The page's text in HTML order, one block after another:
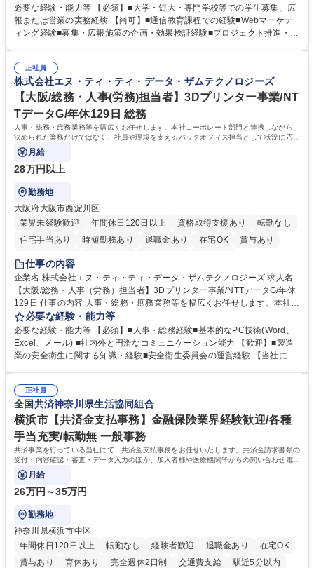
修校への営業活動および関係構築 ■入学説明会・個別相談会の企画・運
営・実施 ■入学検討者への進学相談・提案業務 ※3週に1回程度＋学校行事
等で土日出勤（年間8～10日程度）あり。振替休日を取得いただきます。
必要な経験・能力等 【必須】■大学・短大・専門学校等での学生募集、広
報または営業の実務経験 【尚可】■通信教育課程での経験■Webマーケテ
ィング経験■募集・広報施策の企画・効果検証経験■プロジェクト推進・業
フレックス制導入（試用期間終了後）でワークライフバランス良く働けま
す。 【当社の強み】1925年創立の歴史を有し、通信教育課程の在籍者数
は全国トップクラスの実績を誇る安定基盤があります。 学歴・資格 学
歴：大学院 大学 語学力： 資格：
正社員
株式会社エヌ・ティ・ティ・データ・ザムテクノロジーズ
【大阪/総務・人事(労務)担当者】3Dプリンター事業/NT
TデータG/年休129日 総務
人事・総務・庶務業務等を幅広くお任せします。本社コーポレート部門と連携しながら、
決められた業務だけではなく、社員や現場を支えるバックオフィス担当として状況に応じ
て柔軟に対応いただくことを期待します。
月給
28万円以上
勤務地
大阪府大阪市西淀川区
業界未経験歓迎
年間休日120日以上 資格取得支援あり
転勤なし
住宅手当あり
時短勤務あり 退職金あり 在宅OK
賞与あり
完全週休2日制
仕事の内容
企業名 株式会社エヌ・ティ・ティ・データ・ザムテクノロジーズ 求人名
【大阪/総務・人事（労務）担当者】3Dプリンター事業/NTTデータG/年休
129日 仕事の内容 人事・総務・庶務業務等を幅広くお任せします。本社コ
ーポレート部門と連携しながら、決められた業務だけではなく、社員や現
場を支えるバックオフィス担当として状況に応じて柔軟に対応いただくこ
とを期待します。 【詳細】■入退社手続き、社員情報管理■入社時オリエ
ンテーションの実施■勤怠・各種申請内容の確認■採用業務のサポート■来
生に関する業務等■健康診断、産業医面談、休職・復職手続き等の労務サ
ポート■社内ルールの運用・各種社内案内■その他、拠点運営に関わる管理
部門業務 募集職種 【大阪/総務・人事（労務）担当者】3Dプリンター事
業/NTTデータG/年休129日
必要な経験・能力等
必要な経験・能力等 【必須】■人事・総務経験■基本的なPC技術(Word、
Excel、メール) ■社内外と円滑なコミュニケーション能力 【歓迎】■製造
業の安全衛生に関する知識・経験■安全衛生委員会の運営経験 【当社につ
アが磨けます。 ◎NTTデータグループであり福利厚生は充実しているとと
もに、働き方改革も推進しています。 学歴・資格 学歴：大学院 大学 高専
短大 専修学校 語学力： 資格：
正社員
全国共済神奈川県生活協同組合
横浜市【共済金支払事務】金融保険業界経験歓迎/各種
手当充実/転勤無 一般事務
共済事業を行っている当社にて、共済金支払事務をお任せいたします。共済金請求書類の
受付・内容確認・審査・データ入力のほか、加入者様や医療機関等からの問い合わせ電話
対応や書類発送等を担当します。
月給
26万円～35万円
勤務地
神奈川県横浜市中区
年間休日120日以上
転勤なし 経験者歓迎 退職金あり
在宅OK
賞与あり
育休あり 完全週休2日制 交通費支給 駅近5分以内